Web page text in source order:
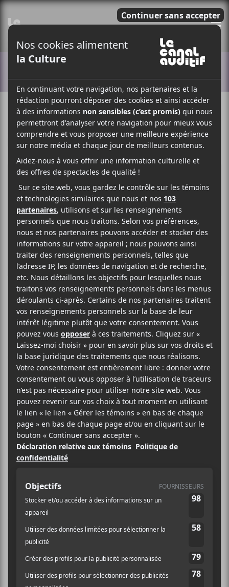
10 NOVEMBRE 2020
PARELOÏSE LÉVEILLÉ-CHAGNON
/ ROCK
F
A
C
E
O
O
K
T
W
I
T
E
R
P
A
R
T
G
E
R
François Pérusse
annonce un 11e
Tome de L’album
du Peuple
L’humoriste, animateur et musicien
québécoisFrançois Pérusseen
profite pour dévoiler un premier
extrait de son 11e Tome, à venir le 24
novembre prochain sous l’étiquette
Zéro Musique
Près de trente ans après la parution de son
L’album du peuple, le maître des jeux de mots et des
sketches radiophoniques revient en force avec un 14e